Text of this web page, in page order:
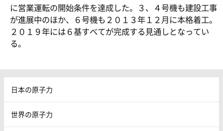
に営業運転の開始条件を達成した。３、４号機も建設工事
が進展中のほか、６号機も２０１３年１２月に本格着工。
２０１９年には６基すべてが完成する見通しとなってい
る。
日本の原子力
世界の原子力